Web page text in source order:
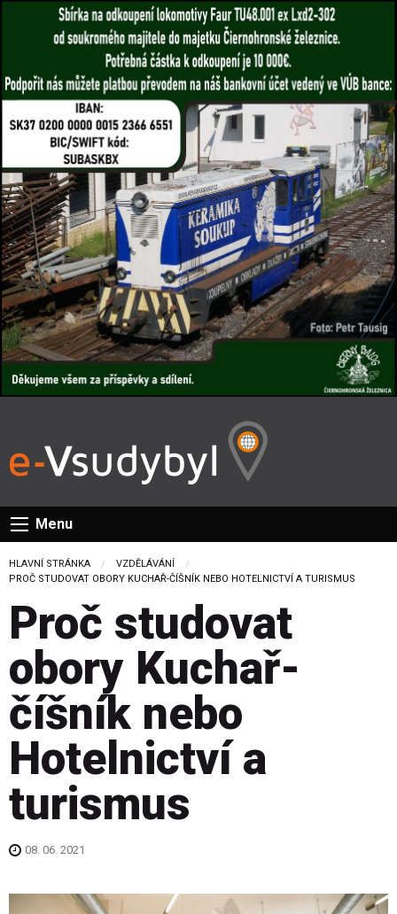
Menu
HLAVNÍ STRÁNKA
VZDĚLÁVÁNÍ
CURRENT:
PROČ STUDOVAT OBORY KUCHAŘ-ČÍŠNÍK NEBO HOTELNICTVÍ A TURISMUS
Proč studovat
obory Kuchař-
číšník nebo
Hotelnictví a
turismus
08. 06. 2021